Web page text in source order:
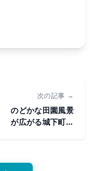
次の記事 →
のどかな田園風景
が広がる城下町！